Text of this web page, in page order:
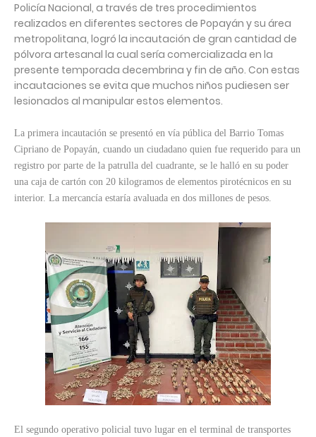
Policía Nacional, a través de tres procedimientos
realizados en diferentes sectores de Popayán y su área
metropolitana, logró la incautación de gran cantidad de
pólvora artesanal la cual sería comercializada en la
presente temporada decembrina y fin de año. Con estas
incautaciones se evita que muchos niños pudiesen ser
lesionados al manipular estos elementos.
La primera incautación se presentó en vía pública del Barrio Tomas
Cipriano de Popayán, cuando un ciudadano quien fue requerido para un
registro por parte de la patrulla del cuadrante, se le halló en su poder
una caja de cartón con 20 kilogramos de elementos pirotécnicos en su
interior. La mercancía estaría avaluada en dos millones de pesos.
El segundo operativo policial tuvo lugar en el terminal de transportes